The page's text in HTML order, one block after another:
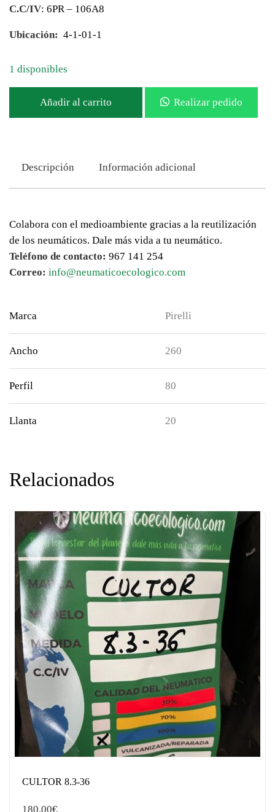
C.C/IV: 6PR – 106A8
Ubicación: 4-1-01-1
1 disponibles
Añadir al carrito Realizar pedido
Descripción Información adicional
Colabora con el medioambiente gracias a la reutilización
de los neumáticos. Dale más vida a tu neumático.
Teléfono de contacto: 967 141 254
Correo: info@neumaticoecologico.com
Marca Pirelli
Ancho 260
Perfil 80
Llanta 20
Relacionados
CULTOR 8.3-36
180,00€